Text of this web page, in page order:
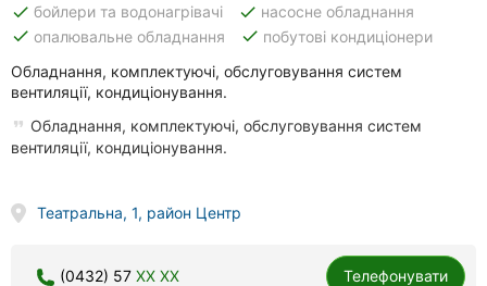
done бойлери та водонагрівачі done насосне обладнання
done опалювальне обладнання done побутові кондиціонери
Обладнання, комплектуючі, обслуговування систем
вентиляції, кондиціонування.
Обладнання, комплектуючі, обслуговування систем
вентиляції, кондиціонування.
Театральна, 1, район Центр
(0432) 57 XX XX Телефонувати